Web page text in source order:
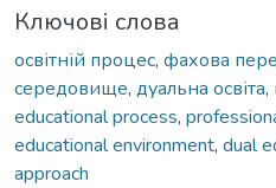
Ключові слова
освітній процес, фахова
середовище, дуальна освіта,
educational process,
educational environment, dual
approach